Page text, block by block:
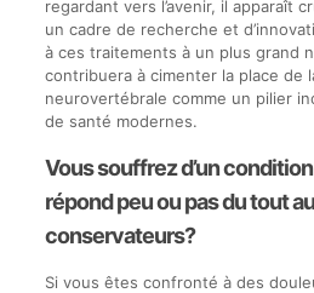
regardant vers l’avenir, il apparaît
un cadre de recherche et
à ces traitements à un plus grand
contribuera à cimenter la place de
neurovertébrale comme un pilier
de santé modernes.
Vous souffrez d’un
répond peu ou pas du tout
conservateurs?
Si vous êtes confronté à des